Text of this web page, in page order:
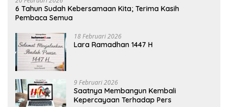
6 Tahun Sudah Kebersamaan Kita; Terima Kasih
Pembaca Semua
18 Februari 2026
Lara Ramadhan 1447 H
9 Februari 2026
Saatnya Membangun Kembali
Kepercayaan Terhadap Pers